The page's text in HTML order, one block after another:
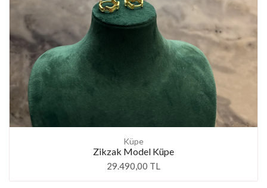
Küpe
Zikzak Model Küpe
29.490,00 TL